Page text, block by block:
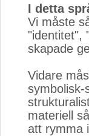
I detta
Vi måste
"identitet",
skapade
Vidare
symbolisk-
materiell
att rymma